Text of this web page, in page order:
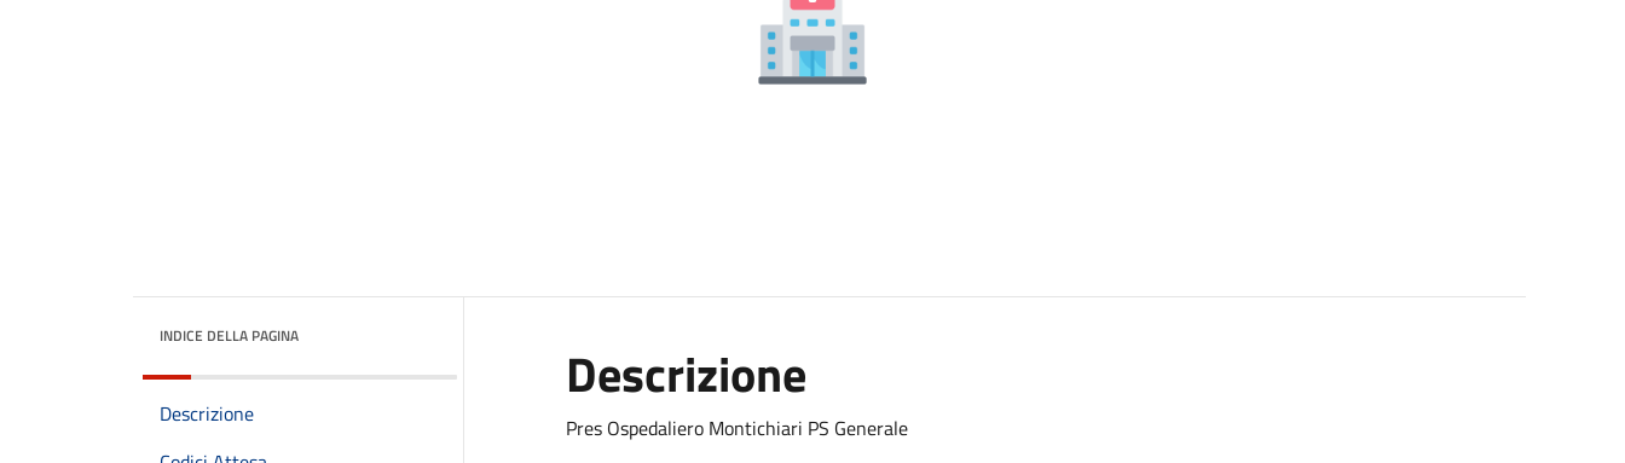
INDICE DELLA PAGINA
Descrizione
Descrizione
Pres Ospedaliero Montichiari PS Generale